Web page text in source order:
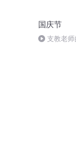
国庆节
支教老